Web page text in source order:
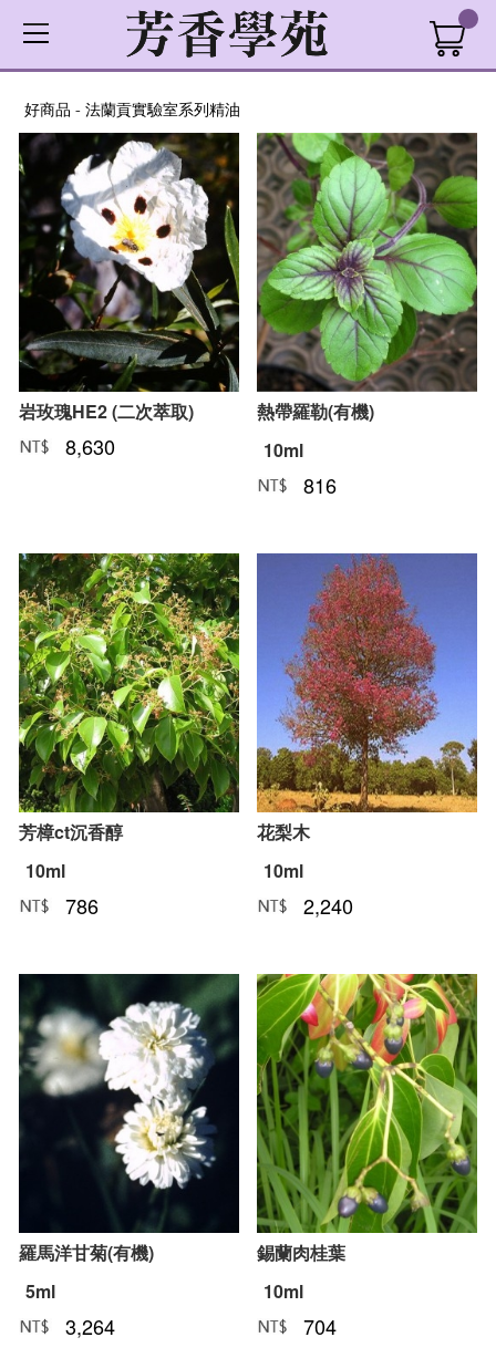
好商品 -法蘭貢實驗室系列精油
岩玫瑰HE2 (二次萃取)
NT﹕
8,630
熱帶羅勒(有機)
10ml
NT﹕
816
芳樟ct沉香醇
10ml
NT﹕
786
花梨木
10ml
NT﹕
2,240
羅馬洋甘菊(有機)
5ml
NT﹕
3,264
錫蘭肉桂葉
10ml
NT﹕
704